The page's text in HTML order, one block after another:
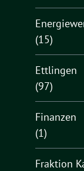
(15)
Ettlingen
(97)
Finanzen
(1)
Fraktion